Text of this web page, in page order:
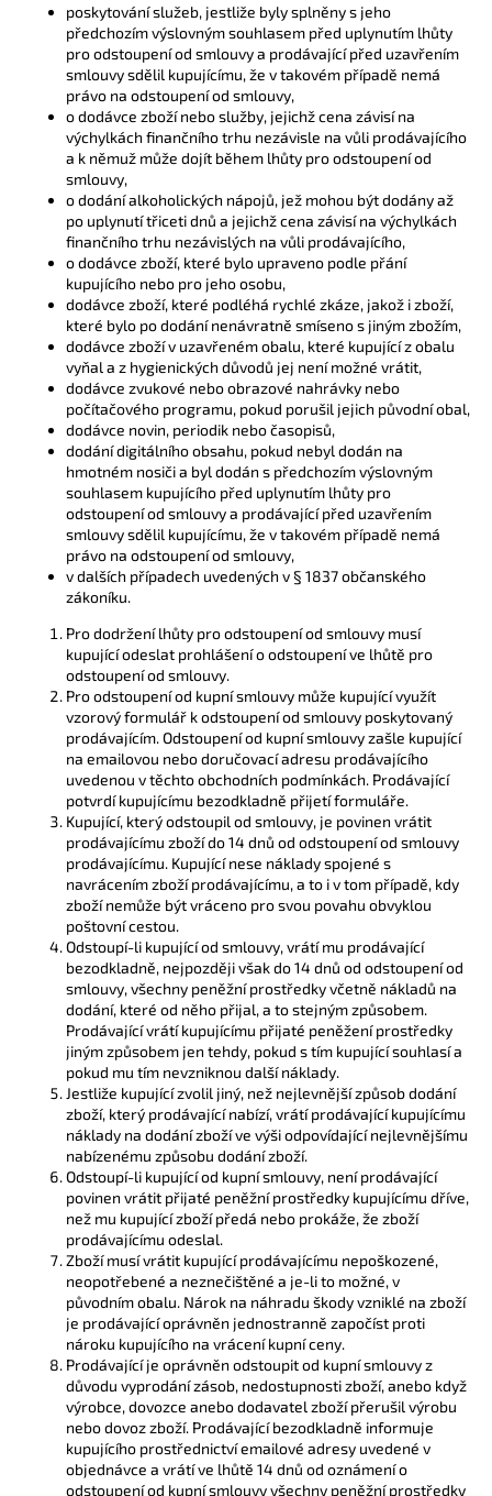
poskytování služeb, jestliže byly splněny s jeho
předchozím výslovným souhlasem před uplynutím lhůty
pro odstoupení od smlouvy a prodávající před uzavřením
smlouvy sdělil kupujícímu, že v takovém případě nemá
právo na odstoupení od smlouvy,
o dodávce zboží nebo služby, jejichž cena závisí na
výchylkách finančního trhu nezávisle na vůli prodávajícího
a k němuž může dojít během lhůty pro odstoupení od
smlouvy,
o dodání alkoholických nápojů, jež mohou být dodány až
po uplynutí třiceti dnů a jejichž cena závisí na výchylkách
finančního trhu nezávislých na vůli prodávajícího,
o dodávce zboží, které bylo upraveno podle přání
kupujícího nebo pro jeho osobu,
dodávce zboží, které podléhá rychlé zkáze, jakož i zboží,
které bylo po dodání nenávratně smíseno s jiným zbožím,
dodávce zboží v uzavřeném obalu, které kupující z obalu
vyňal a z hygienických důvodů jej není možné vrátit,
dodávce zvukové nebo obrazové nahrávky nebo
počítačového programu, pokud porušil jejich původní obal,
dodávce novin, periodik nebo časopisů,
dodání digitálního obsahu, pokud nebyl dodán na
hmotném nosiči a byl dodán s předchozím výslovným
souhlasem kupujícího před uplynutím lhůty pro
odstoupení od smlouvy a prodávající před uzavřením
smlouvy sdělil kupujícímu, že v takovém případě nemá
právo na odstoupení od smlouvy,
v dalších případech uvedených v § 1837 občanského
zákoníku.
Pro dodržení lhůty pro odstoupení od smlouvy musí
kupující odeslat prohlášení o odstoupení ve lhůtě pro
odstoupení od smlouvy.
Pro odstoupení od kupní smlouvy může kupující využít
vzorový formulář k odstoupení od smlouvy poskytovaný
prodávajícím. Odstoupení od kupní smlouvy zašle kupující
na emailovou nebo doručovací adresu prodávajícího
uvedenou v těchto obchodních podmínkách. Prodávající
potvrdí kupujícímu bezodkladně přijetí formuláře.
Kupující, který odstoupil od smlouvy, je povinen vrátit
prodávajícímu zboží do 14 dnů od odstoupení od smlouvy
prodávajícímu. Kupující nese náklady spojené s
navrácením zboží prodávajícímu, a to i v tom případě, kdy
zboží nemůže být vráceno pro svou povahu obvyklou
poštovní cestou.
Odstoupí-li kupující od smlouvy, vrátí mu prodávající
bezodkladně, nejpozději však do 14 dnů od odstoupení od
smlouvy, všechny peněžní prostředky včetně nákladů na
dodání, které od něho přijal, a to stejným způsobem.
Prodávající vrátí kupujícímu přijaté peněžení prostředky
jiným způsobem jen tehdy, pokud s tím kupující souhlasí a
pokud mu tím nevzniknou další náklady.
Jestliže kupující zvolil jiný, než nejlevnější způsob dodání
zboží, který prodávající nabízí, vrátí prodávající kupujícímu
náklady na dodání zboží ve výši odpovídající nejlevnějšímu
nabízenému způsobu dodání zboží.
Odstoupí-li kupující od kupní smlouvy, není prodávající
povinen vrátit přijaté peněžní prostředky kupujícímu dříve,
než mu kupující zboží předá nebo prokáže, že zboží
prodávajícímu odeslal.
Zboží musí vrátit kupující prodávajícímu nepoškozené,
neopotřebené a neznečištěné a je-li to možné, v
původním obalu. Nárok na náhradu škody vzniklé na zboží
je prodávající oprávněn jednostranně započíst proti
nároku kupujícího na vrácení kupní ceny.
Prodávající je oprávněn odstoupit od kupní smlouvy z
důvodu vyprodání zásob, nedostupnosti zboží, anebo když
výrobce, dovozce anebo dodavatel zboží přerušil výrobu
nebo dovoz zboží. Prodávající bezodkladně informuje
kupujícího prostřednictví emailové adresy uvedené v
objednávce a vrátí ve lhůtě 14 dnů od oznámení o
odstoupení od kupní smlouvy všechny peněžní prostředky